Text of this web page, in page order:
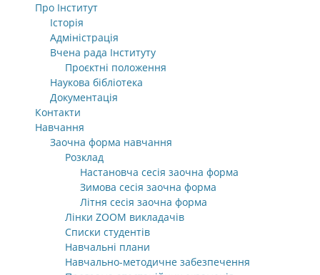
Про Інститут
Історія
Адміністрація
Вчена рада Інституту
Проєктні положення
Наукова бібліотека
Документація
Контакти
Навчання
Заочна форма навчання
Розклад
Настановча сесія заочна форма
Зимова сесія заочна форма
Літня сесія заочна форма
Лінки ZOOM викладачів
Списки студентів
Навчальні плани
Навчально-методичне забезпечення